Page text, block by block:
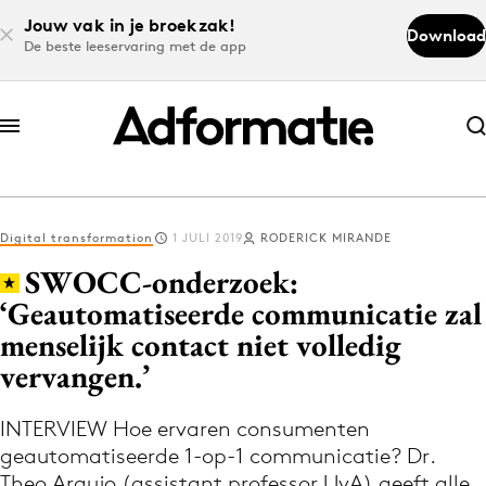
Jouw vak in je broekzak!
De beste leeservaring met de app
Download
Abonneer nu
Abonneer nu
Log in
Download de app
Volg het laatste nieuws via de Adformatie
Digital transformation 1 JULI 2019 RODERICK MIRANDE
SWOCC-onderzoek:
‘Geautomatiseerde communicatie zal
menselijk contact niet volledig
vervangen.’
INTERVIEW Hoe ervaren consumenten
geautomatiseerde 1-op-1 communicatie? Dr.